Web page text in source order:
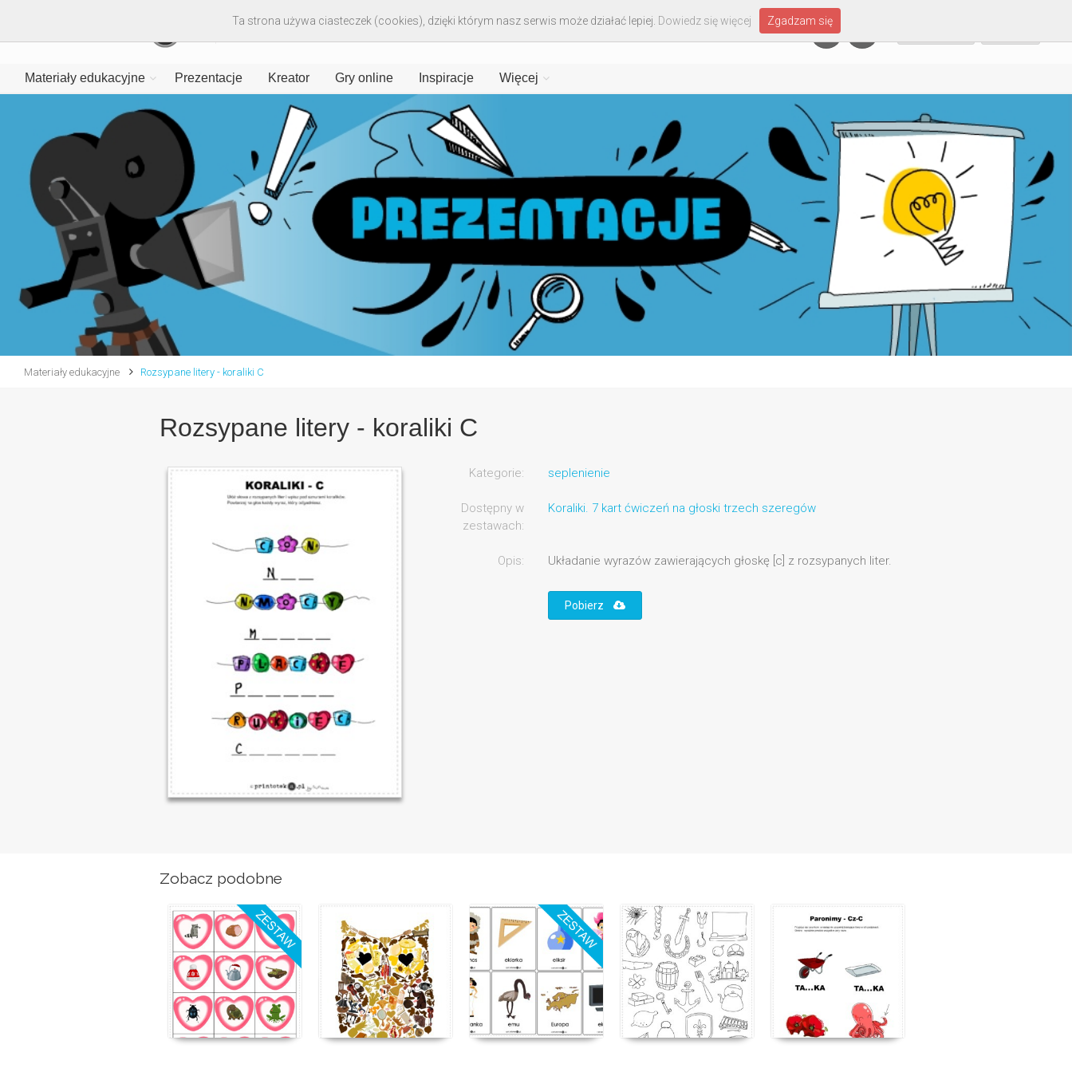
Materiały edukacyjne Prezentacje Kreator Gry online Inspiracje Więcej
Materiały edukacyjne Rozsypane litery - koraliki C
Rozsypane litery - koraliki C
Kategorie: seplenienie
Dostępny w
zestawach:
Koraliki. 7 kart ćwiczeń na głoski trzech szeregów
Opis: Układanie wyrazów zawierających głoskę [c] z rozsypanych liter.
Pobierz
Zobacz podobne
Ta strona używa ciasteczek (cookies), dzięki którym nasz serwis może działać lepiej. Dowiedz się więcej Zgadzam się